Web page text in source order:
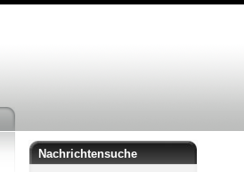
Nachrichtensuche